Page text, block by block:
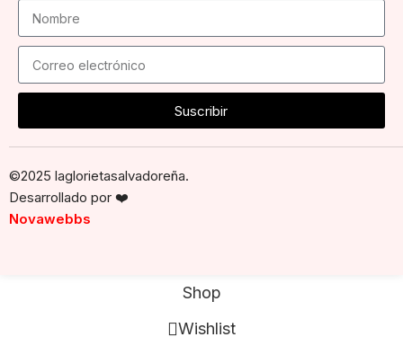
Suscribir
©2025 laglorietasalvadoreña.
Desarrollado por ❤️
Novawebbs
Shop
Wishlist